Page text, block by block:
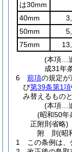
は30mm
40mm
50mm
75mm
(本項…
成31年
6
前項の規定が
び第39条第1項
み替えるものと
(本項…
(昭和50年
正附則省略)
附 則(昭
1
この条例は、